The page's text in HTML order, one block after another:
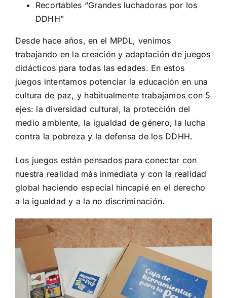
Recortables “Grandes luchadoras por los
DDHH”
Desde hace años, en el MPDL, venimos
trabajando en la creación y adaptación de juegos
didácticos para todas las edades. En estos
juegos intentamos potenciar la educación en una
cultura de paz, y habitualmente trabajamos con 5
ejes: la diversidad cultural, la protección del
medio ambiente, la igualdad de género, la lucha
contra la pobreza y la defensa de los DDHH.
Los juegos están pensados para conectar con
nuestra realidad más inmediata y con la realidad
global haciendo especial hincapié en el derecho
a la igualdad y a la no discriminación.